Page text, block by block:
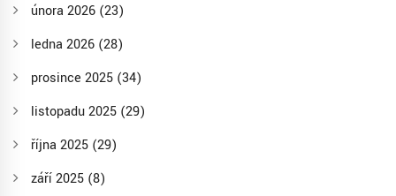
února 2026 (23)
ledna 2026 (28)
prosince 2025 (34)
listopadu 2025 (29)
října 2025 (29)
září 2025 (8)